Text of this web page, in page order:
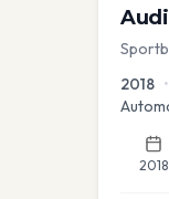
Audi
2018 •
2018